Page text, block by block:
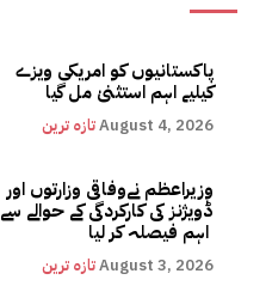
پاکستانیوں کو امریکی ویزے
کیلیے اہم استثنیٰ مل گیا
تازہ ترینAugust 4, 2026
وزیراعظم نےوفاقی وزارتوں اور
ڈویژنز کی کارکردگی کے حوالے سے
تازہ ترینAugust 3, 2026